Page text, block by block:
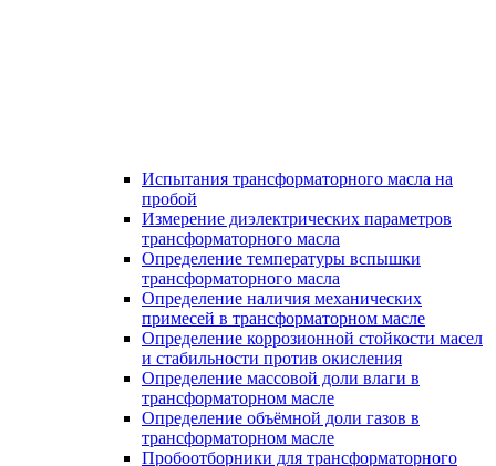
Испытания трансформаторного масла на
пробой
Измерение диэлектрических параметров
трансформаторного масла
Определение температуры вспышки
трансформаторного масла
Определение наличия механических
примесей в трансформаторном масле
Определение коррозионной стойкости масел
и стабильности против окисления
Определение массовой доли влаги в
трансформаторном масле
Определение объёмной доли газов в
трансформаторном масле
Пробоотборники для трансформаторного